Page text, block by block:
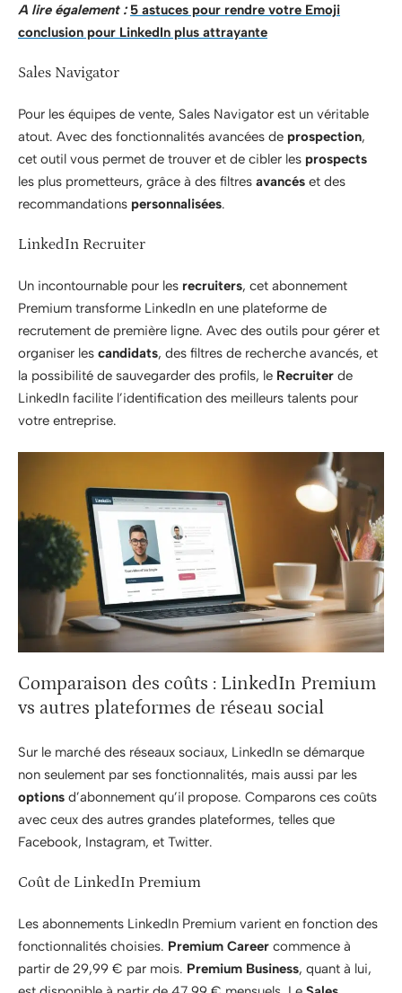
A lire également : 5 astuces pour rendre votre Emoji
conclusion pour LinkedIn plus attrayante
Sales Navigator
Pour les équipes de vente, Sales Navigator est un véritable
atout. Avec des fonctionnalités avancées de prospection,
cet outil vous permet de trouver et de cibler les prospects
les plus prometteurs, grâce à des filtres avancés et des
recommandations personnalisées.
LinkedIn Recruiter
Un incontournable pour les recruiters, cet abonnement
Premium transforme LinkedIn en une plateforme de
recrutement de première ligne. Avec des outils pour gérer et
organiser les candidats, des filtres de recherche avancés, et
la possibilité de sauvegarder des profils, le Recruiter de
LinkedIn facilite l’identification des meilleurs talents pour
votre entreprise.
Comparaison des coûts : LinkedIn Premium
vs autres plateformes de réseau social
Sur le marché des réseaux sociaux, LinkedIn se démarque
non seulement par ses fonctionnalités, mais aussi par les
options d’abonnement qu’il propose. Comparons ces coûts
avec ceux des autres grandes plateformes, telles que
Facebook, Instagram, et Twitter.
Coût de LinkedIn Premium
Les abonnements LinkedIn Premium varient en fonction des
fonctionnalités choisies. Premium Career commence à
partir de 29,99 € par mois. Premium Business, quant à lui,